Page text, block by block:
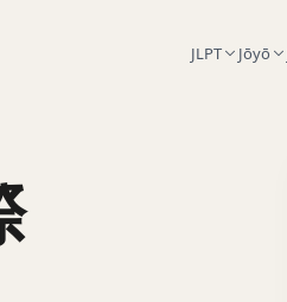
JLPT Jōyō